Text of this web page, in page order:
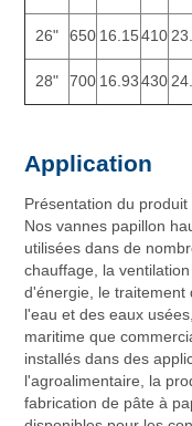
26" 650 16.15410
28" 700 16.93 430
Application
Présentation du produit
Nos vannes papillon
utilisées dans de
chauffage, la
d'énergie, le traitement
l'eau et des eaux
maritime que
installés dans des
l'agroalimentaire, la
fabrication de pâte à